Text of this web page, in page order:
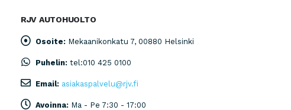
RJV AUTOHUOLTO
Osoite: Mekaanikonkatu 7, 00880 Helsinki
Puhelin: tel:010 425 0100
Email: asiakaspalvelu@rjv.fi
Avoinna: Ma - Pe 7:30 - 17:00